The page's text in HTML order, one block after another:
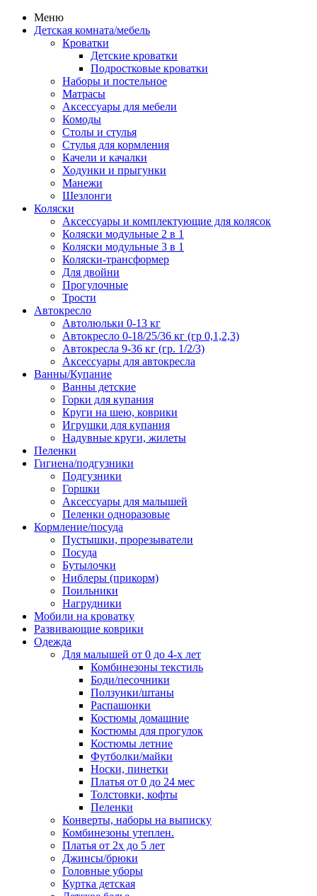
Меню
Детская комната/мебель
Кроватки
Детские кроватки
Подростковые кроватки
Наборы и постельное
Матрасы
Аксессуары для мебели
Комоды
Столы и стулья
Стулья для кормления
Качели и качалки
Ходунки и прыгунки
Манежи
Шезлонги
Коляски
Аксессуары и комплектующие для колясок
Коляски модульные 2 в 1
Коляски модульные 3 в 1
Коляски-трансформер
Для двойни
Прогулочные
Трости
Автокресло
Автолюльки 0-13 кг
Автокресло 0-18/25/36 кг (гр 0,1,2,3)
Автокресла 9-36 кг (гр. 1/2/3)
Аксессуары для автокресла
Ванны/Купание
Ванны детские
Горки для купания
Круги на шею, коврики
Игрушки для купания
Надувные круги, жилеты
Пеленки
Гигиена/подгузники
Подгузники
Горшки
Аксессуары для малышей
Пеленки одноразовые
Кормление/посуда
Пустышки, прорезыватели
Посуда
Бутылочки
Ниблеры (прикорм)
Поильники
Нагрудники
Мобили на кроватку
Развивающие коврики
Одежда
Для малышей от 0 до 4-х лет
Комбинезоны текстиль
Боди/песочники
Ползунки/штаны
Распашонки
Костюмы домашние
Костюмы для прогулок
Костюмы летние
Футболки/майки
Носки, пинетки
Платья от 0 до 24 мес
Толстовки, кофты
Пеленки
Конверты, наборы на выписку
Комбинезоны утеплен.
Платья от 2х до 5 лет
Джинсы/брюки
Головные уборы
Куртка детская